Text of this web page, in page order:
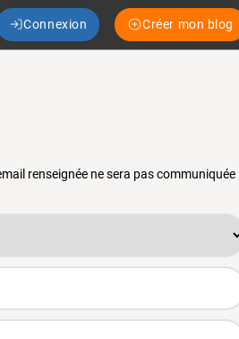
Connexion Créer mon blog
renseignée ne sera pas communiquée